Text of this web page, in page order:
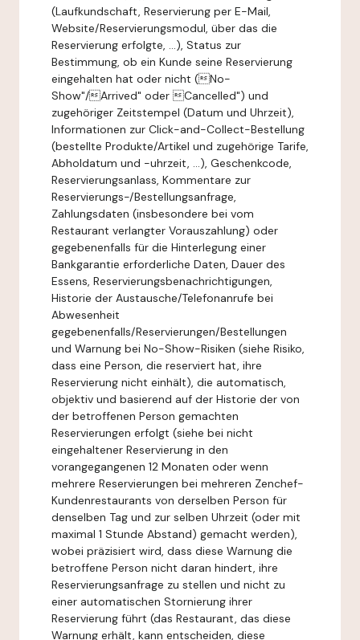
(Laufkundschaft, Reservierung per E-Mail,
Website/Reservierungsmodul, über das die
Reservierung erfolgte, ...), Status zur
Bestimmung, ob ein Kunde seine Reservierung
eingehalten hat oder nicht (No-
Show"/Arrived" oder Cancelled") und
zugehöriger Zeitstempel (Datum und Uhrzeit),
Informationen zur Click-and-Collect-Bestellung
(bestellte Produkte/Artikel und zugehörige Tarife,
Abholdatum und -uhrzeit, ...), Geschenkcode,
Reservierungsanlass, Kommentare zur
Reservierungs-/Bestellungsanfrage,
Zahlungsdaten (insbesondere bei vom
Restaurant verlangter Vorauszahlung) oder
gegebenenfalls für die Hinterlegung einer
Bankgarantie erforderliche Daten, Dauer des
Essens, Reservierungsbenachrichtigungen,
Historie der Austausche/Telefonanrufe bei
Abwesenheit
gegebenenfalls/Reservierungen/Bestellungen
und Warnung bei No-Show-Risiken (siehe Risiko,
dass eine Person, die reserviert hat, ihre
Reservierung nicht einhält), die automatisch,
objektiv und basierend auf der Historie der von
der betroffenen Person gemachten
Reservierungen erfolgt (siehe bei nicht
eingehaltener Reservierung in den
vorangegangenen 12 Monaten oder wenn
mehrere Reservierungen bei mehreren Zenchef-
Kundenrestaurants von derselben Person für
denselben Tag und zur selben Uhrzeit (oder mit
maximal 1 Stunde Abstand) gemacht werden),
wobei präzisiert wird, dass diese Warnung die
betroffene Person nicht daran hindert, ihre
Reservierungsanfrage zu stellen und nicht zu
einer automatischen Stornierung ihrer
Reservierung führt (das Restaurant, das diese
Warnung erhält, kann entscheiden, diese